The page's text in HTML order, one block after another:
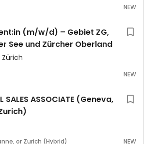
NEW
(m/w/d) – Gebiet ZG,
See und Zürcher Oberland
Zürich
NEW
SALES ASSOCIATE (Geneva,
or Zurich (Hybrid) NEW